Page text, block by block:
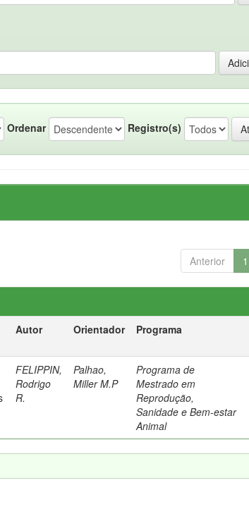
Ordenar Registro(s)
Anterior 1
Autor Orientador Programa
FELIPPIN,
Rodrigo
R.
Palhao,
Miller M.P
Programa de
Mestrado em
Reprodução,
Sanidade e Bem-estar
Animal